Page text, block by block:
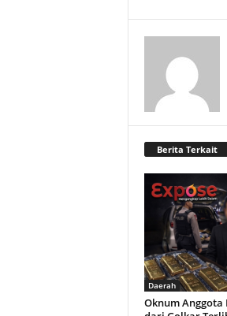
Berita Terkait
Daerah
Oknum Anggota